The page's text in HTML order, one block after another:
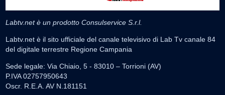
Labtv.net è un prodotto Consulservice S.r.l.
Labtv.net è il sito ufficiale del canale televisivo di Lab Tv canale 84
del digitale terrestre Regione Campania
Sede legale: Via Chiaio, 5 - 83010 – Torrioni (AV)
P.IVA 02757950643
Oscr. R.E.A. AV N.181151